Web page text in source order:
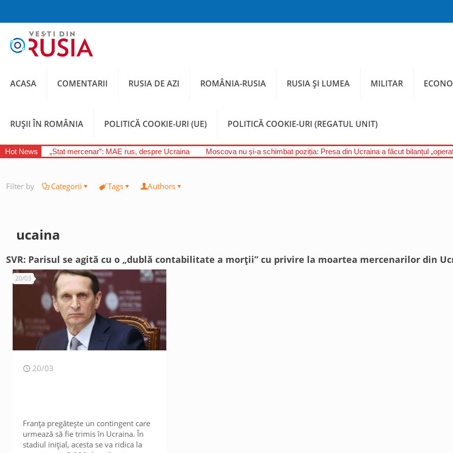
ACASA COMENTARII RUSIA DE AZI ROMÂNIA-RUSIA RUSIA ȘI LUMEA MILITAR
RUȘII ÎN ROMÂNIA POLITICĂ COOKIE-URI (UE) POLITICĂ COOKIE-URI (REGATUL UNIT)
Hot News „Stat mercenar”: MAE rus, despre Ucraina Moscova nu și-a schimbat poziția: Presa din Ucraina a făcut bilanțul
Filter by Categorii Tags Authors
ucaina
SVR: Parisul se agită cu o „dublă contabilitate a morții” cu privire la moartea mercenarilor din
20/03
20/03
Franța pregătește un contingent care
urmează să fie trimis în Ucraina. În
stadiul inițial, acesta se va ridica la